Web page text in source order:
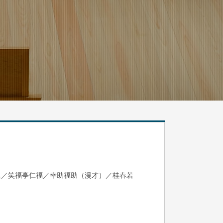
笑福亭仁福／幸助福助（漫才）／桂春若